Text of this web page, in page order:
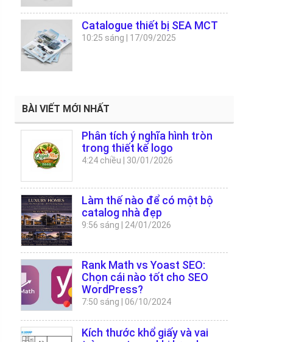
Catalogue thiết bị SEA MCT
10:25 sáng 17/09/2025
BÀI VIẾT MỚI NHẤT
Phân tích ý nghĩa hình tròn
trong thiết kế logo
4:24 chiều 30/01/2026
Làm thế nào để có một bộ
catalog nhà đẹp
9:56 sáng 24/01/2026
Rank Math vs Yoast SEO:
Chọn cái nào tốt cho SEO
WordPress?
7:50 sáng 06/10/2024
Kích thước khổ giấy và vai